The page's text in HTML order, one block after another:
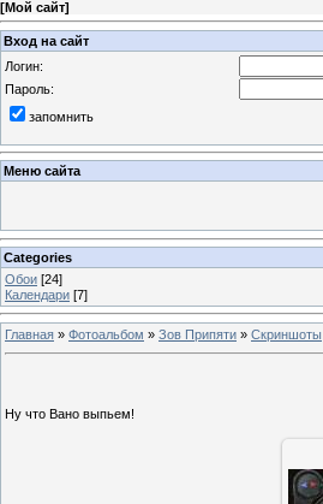
[Мой сайт]
Вход на сайт
Логин:
Пароль:
запомнить
Меню сайта
Categories
Обои [24]
Календари [7]
Главная » Фотоальбом » Зов Припяти » Скриншоты
Ну что Вано выпьем!